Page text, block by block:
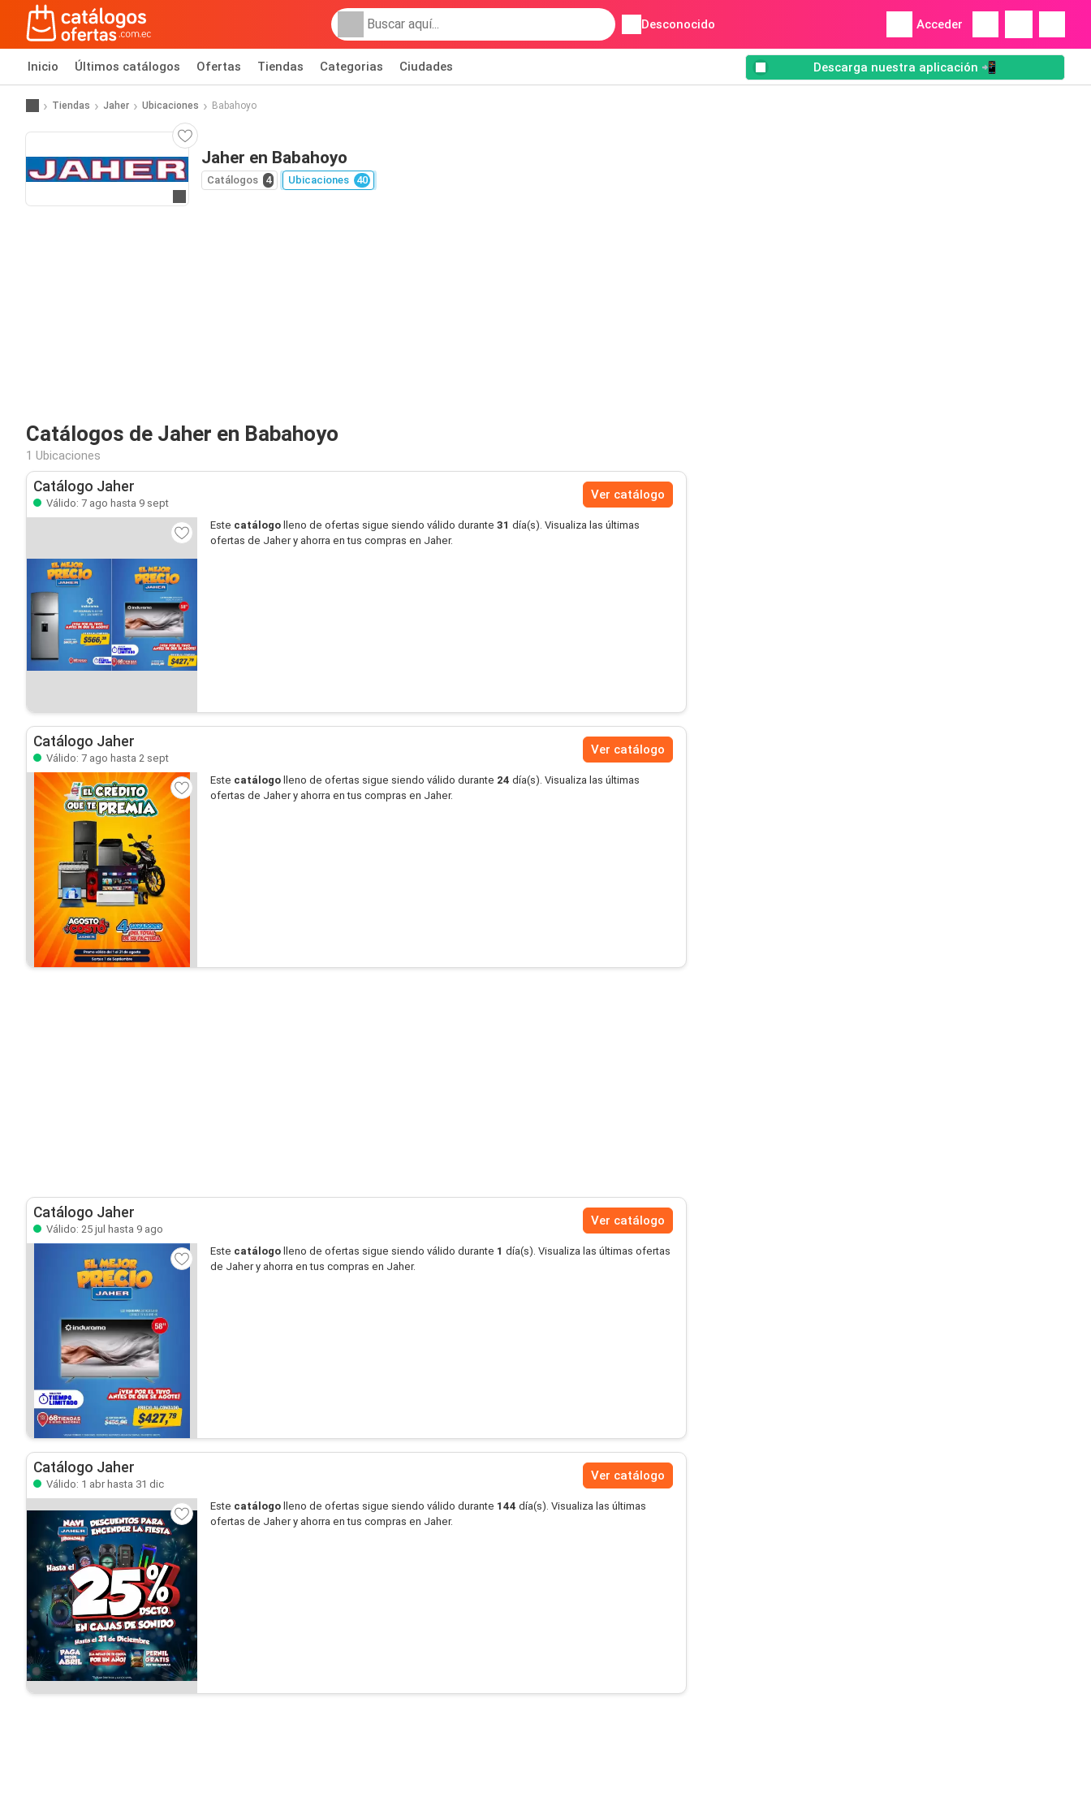
Desconocido Acceder
Inicio Últimos catálogos Ofertas Tiendas Categorias Ciudades Descarga nuestra aplicación 📲
Tiendas Jaher Ubicaciones Babahoyo
Jaher en Babahoyo
Catálogos 4 Ubicaciones 40
Catálogos de Jaher en Babahoyo
1 Ubicaciones
Catálogo Jaher
Válido: 7 ago hasta 9 sept
Ver catálogo
Este catálogo lleno de ofertas sigue siendo válido durante 31 día(s). Visualiza las últimas
ofertas de Jaher y ahorra en tus compras en Jaher.
Catálogo Jaher
Válido: 7 ago hasta 2 sept
Ver catálogo
Este catálogo lleno de ofertas sigue siendo válido durante 24 día(s). Visualiza las últimas
ofertas de Jaher y ahorra en tus compras en Jaher.
Catálogo Jaher
Válido: 25 jul hasta 9 ago
Ver catálogo
Este catálogo lleno de ofertas sigue siendo válido durante 1 día(s). Visualiza las últimas ofertas
de Jaher y ahorra en tus compras en Jaher.
Catálogo Jaher
Válido: 1 abr hasta 31 dic
Ver catálogo
Este catálogo lleno de ofertas sigue siendo válido durante 144 día(s). Visualiza las últimas
ofertas de Jaher y ahorra en tus compras en Jaher.